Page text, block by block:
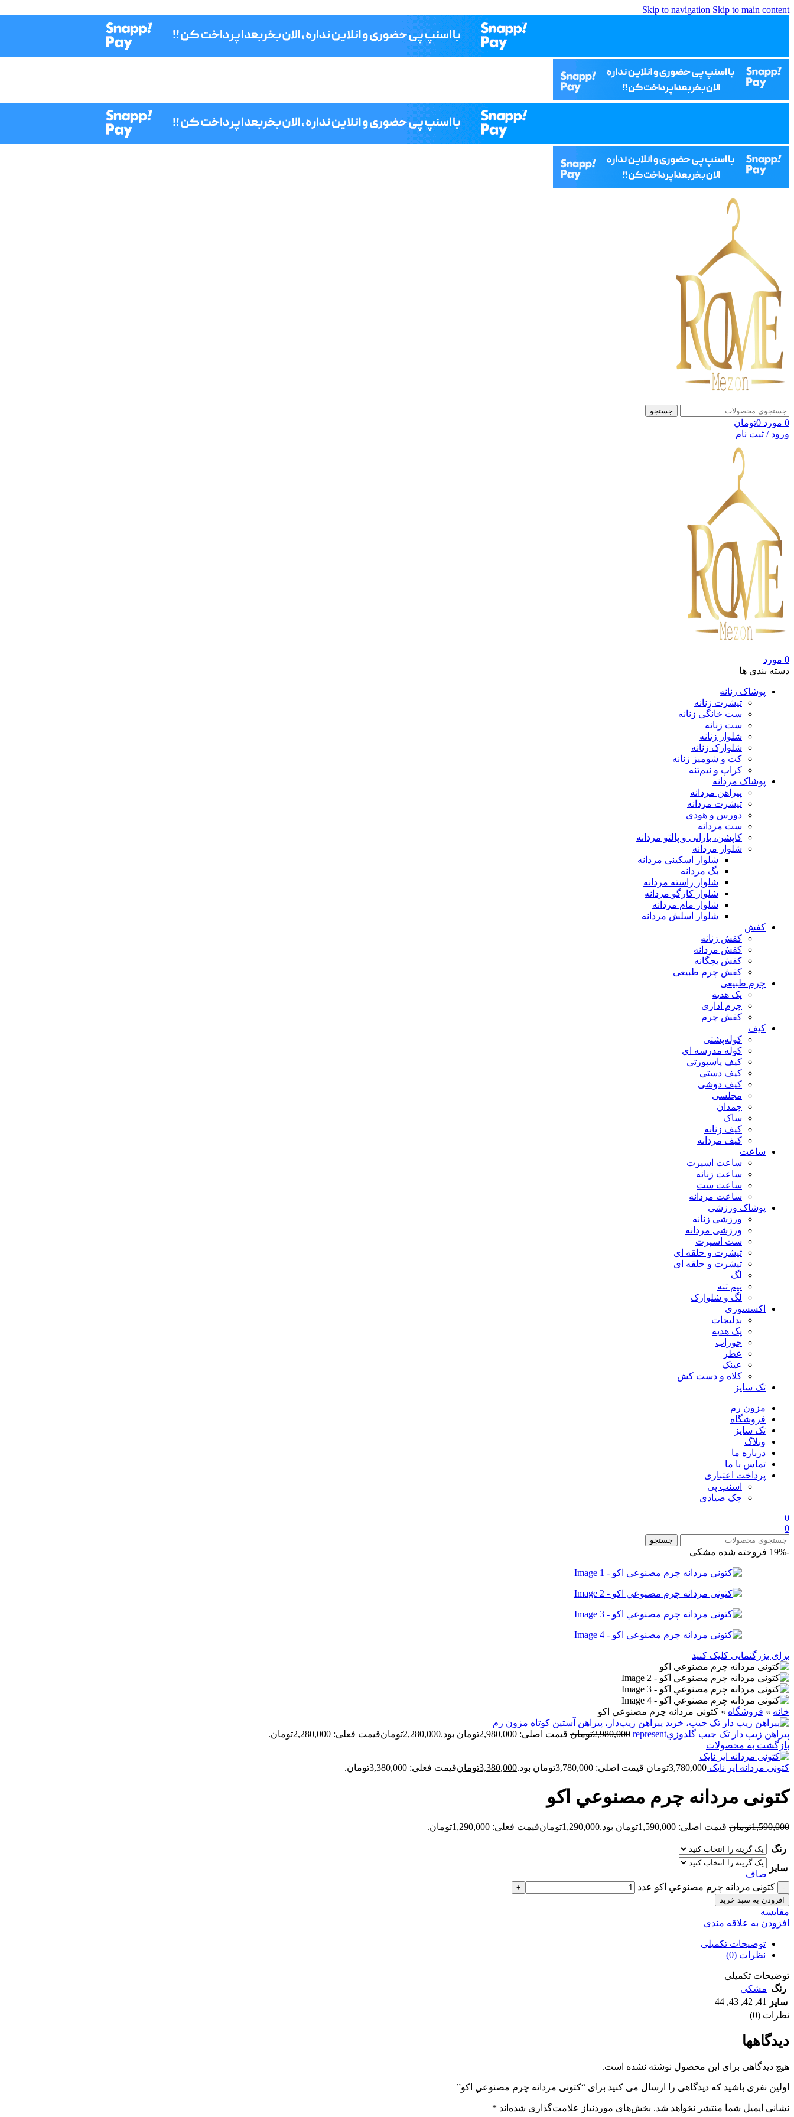
Skip to navigation Skip to main content
جستجو
0 مورد 0تومان
ورود / ثبت نام
0 مورد
دسته بندی ها
پوشاک زنانه
تیشرت زنانه
ست خانگی زنانه
ست زنانه
شلوار زنانه
شلوارک زنانه
کت و شومیز زنانه
کراپ و نیم‌تنه
پوشاک مردانه
پیراهن مردانه
تیشرت مردانه
دورس و هودی
ست مردانه
کاپشن، بارانی و پالتو مردانه
شلوار مردانه
شلوار اسکینی مردانه
بگ مردانه
شلوار راسته مردانه
شلوار کارگو مردانه
شلوار مام مردانه
شلوار اسلش مردانه
کفش
کفش زنانه
کفش مردانه
کفش بچگانه
کفش چرم طبیعی
چرم طبیعی
پک هدیه
چرم اداری
کفش چرم
کیف
کوله‌پشتی
کوله مدرسه ای
کیف پاسپورتی
کیف دستی
کیف دوشی
مجلسی
چمدان
ساک
کیف زنانه
کیف مردانه
ساعت
ساعت اسپرت
ساعت زنانه
ساعت ست
ساعت مردانه
پوشاک ورزشی
ورزشی زنانه
ورزشی مردانه
ست اسپرت
تیشرت و حلقه ای
تیشرت و حلقه ای
لگ
نیم تنه
لگ و شلوارک
اکسسوری
بدلیجات
پک هدیه
جوراب
عطر
عینک
کلاه و دست کش
تک سایز
مزون رم
فروشگاه
تک سایز
وبلاگ
درباره ما
تماس با ما
پرداخت اعتباری
اسنپ پی
چک صیادی
0
0
جستجو
-19% فروخته شده مشکی
برای بزرگنمایی کلیک کنید
خانه » فروشگاه » کتونی مردانه چرم مصنوعي اکو
پيراهن زيپ دار تک جيب گلدوزيrepresent 2,980,000تومان قیمت اصلی: 2,980,000تومان بود. 2,280,000تومانقیمت فعلی: 2,280,000تومان.
بازگشت به محصولات
کتونی مردانه اير نايک 3,780,000تومان قیمت اصلی: 3,780,000تومان بود. 3,380,000تومانقیمت فعلی: 3,380,000تومان.
کتونی مردانه چرم مصنوعي اکو
1,590,000تومان قیمت اصلی: 1,590,000تومان بود. 1,290,000تومانقیمت فعلی: 1,290,000تومان.
رنگ
سایز
صاف
کتونی مردانه چرم مصنوعي اکو عدد
افزودن به سبد خرید
مقايسه
افزودن به علاقه مندی
توضیحات تکمیلی
نظرات (0)
توضیحات تکمیلی
رنگ مشکی
سایز
41
,
42
,
43
,
44
نظرات (0)
دیدگاهها
هیچ دیدگاهی برای این محصول نوشته نشده است.
اولین نفری باشید که دیدگاهی را ارسال می کنید برای “کتونی مردانه چرم مصنوعي اکو”
نشانی ایمیل شما منتشر نخواهد شد. بخش‌های موردنیاز علامت‌گذاری شده‌اند *